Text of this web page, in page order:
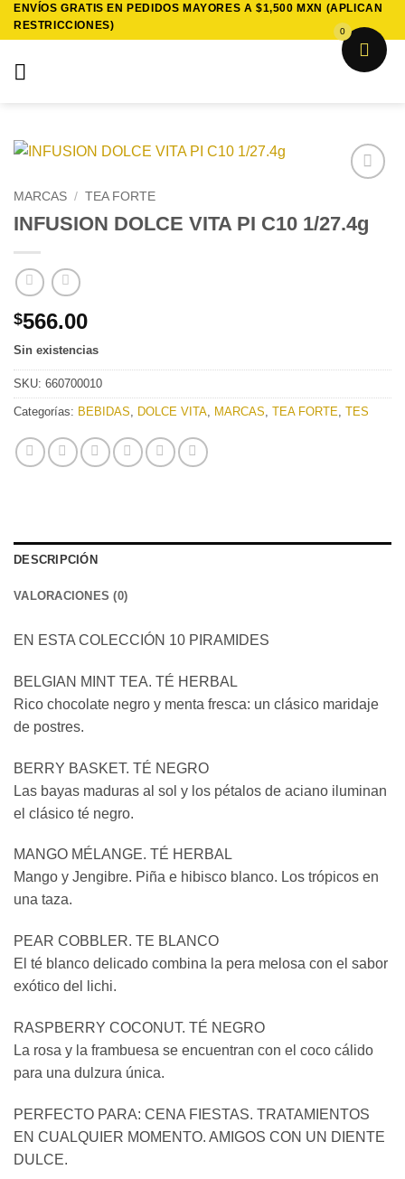
Saltar
ENVÍOS GRATIS EN PEDIDOS MAYORES A $1,500 MXN (APLICAN
RESTRICCIONES)
lista de
MARCAS / TEA FORTE
INFUSION DOLCE VITA PI C10 1/27.4g
$566.00
Sin existencias
SKU: 660700010
Categorías: BEBIDAS, DOLCE VITA, MARCAS, TEA FORTE, TES
DESCRIPCIÓN
VALORACIONES (0)
EN ESTA COLECCIÓN 10 PIRAMIDES
BELGIAN MINT TEA. TÉ HERBAL
Rico chocolate negro y menta fresca: un clásico maridaje
de postres.
BERRY BASKET. TÉ NEGRO
Las bayas maduras al sol y los pétalos de aciano iluminan
el clásico té negro.
MANGO MÉLANGE. TÉ HERBAL
Mango y Jengibre. Piña e hibisco blanco. Los trópicos en
una taza.
PEAR COBBLER. TE BLANCO
El té blanco delicado combina la pera melosa con el sabor
exótico del lichi.
RASPBERRY COCONUT. TÉ NEGRO
La rosa y la frambuesa se encuentran con el coco cálido
para una dulzura única.
PERFECTO PARA: CENA FIESTAS. TRATAMIENTOS
EN CUALQUIER MOMENTO. AMIGOS CON UN DIENTE
DULCE.
0